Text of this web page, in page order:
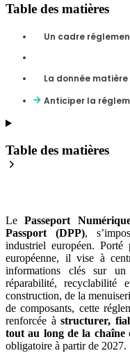
Table des matières
Un cadre
La donnée
Anticiper la
Table des matières
Le Passeport
Passport (DPP),
industriel européen.
européenne, il vise à
informations clés sur un
réparabilité, recyclabilité
construction, de la
de composants, cette
renforcée àstructurer,
tout au long de la chaîne
obligatoire à partir de 2027.